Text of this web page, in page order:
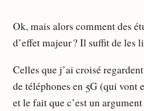
Ok, mais alors comment des
d’effet majeur ? Il suffit de les
Celles que j’ai croisé
de téléphones en 5G (qui vont
et le fait que c’est un